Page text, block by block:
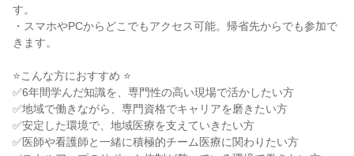
す。
・スマホやPCからどこでもアクセス可能。帰省先からでも参加で
きます。
⭐こんな方におすすめ ⭐
✅6年間学んだ知識を、専門性の高い現場で活かしたい方
✅地域で働きながら、専門資格でキャリアを磨きたい方
✅安定した環境で、地域医療を支えていきたい方
✅医師や看護師と一緒に積極的チーム医療に関わりたい方